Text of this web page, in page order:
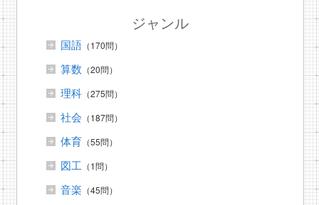
ジャンル
国語（170問）
算数 （20問）
理科（275問）
社会 （187問）
体育（55問）
図工 （1問）
音楽 （45問）